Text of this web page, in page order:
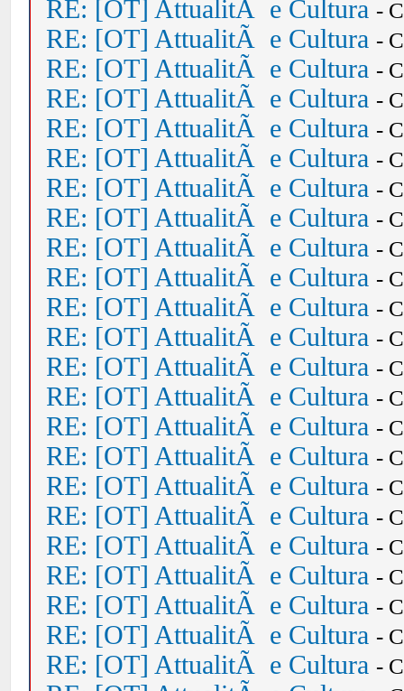
RE: [OT] AttualitÃ e Cultura -
RE: [OT] AttualitÃ e Cultura -
RE: [OT] AttualitÃ e Cultura -
RE: [OT] AttualitÃ e Cultura -
RE: [OT] AttualitÃ e Cultura -
RE: [OT] AttualitÃ e Cultura -
RE: [OT] AttualitÃ e Cultura -
RE: [OT] AttualitÃ e Cultura -
RE: [OT] AttualitÃ e Cultura -
RE: [OT] AttualitÃ e Cultura -
RE: [OT] AttualitÃ e Cultura -
RE: [OT] AttualitÃ e Cultura -
RE: [OT] AttualitÃ e Cultura -
RE: [OT] AttualitÃ e Cultura -
RE: [OT] AttualitÃ e Cultura -
RE: [OT] AttualitÃ e Cultura -
RE: [OT] AttualitÃ e Cultura -
RE: [OT] AttualitÃ e Cultura -
RE: [OT] AttualitÃ e Cultura -
RE: [OT] AttualitÃ e Cultura -
RE: [OT] AttualitÃ e Cultura -
RE: [OT] AttualitÃ e Cultura -
RE: [OT] AttualitÃ e Cultura -